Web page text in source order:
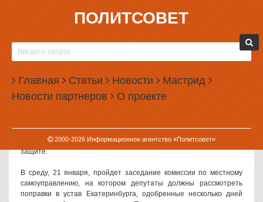
ПОЛИТСОВЕТ
Главная Статьи Новости Мастрид
Новости партнеров О проекте
2000-2026Информационное агентство «Политсовет»
19.01.2015, 11:31
ГОРДУМА ЕКАТЕРИНБУРГА ВОЗВРАЩАЕТСЯ С
КАНИКУЛ
Депутаты городской думы Екатеринбурга возвращаются к работе
после зимних каникул. На этой неделе в думе состоятся
заседания профильных комиссий.
Первое заседание пройдет 20 января — в этот день соберутся
комиссии по муниципальной собственности и по социальной
защите.
В среду, 21 января, пройдет заседание комиссии по местному
самоуправлению, на котором депутаты должны рассмотреть
поправки в устав Екатеринбурга, одобренные несколько дней